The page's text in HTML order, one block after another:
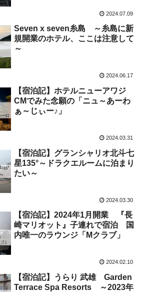
2024.07.09
Seven x seven糸島 ～糸島に新
規開業のホテル、ここは注意して
～
2024.06.17
【宿泊記】ホテルニューアワジ
CMでみた念願の「ニュ～あーわ
ぁ～じぃー♪」
2024.03.31
【宿泊記】グランシャリオ北斗七
星135°～ドラクエルームに泊まり
たい～
2024.03.30
【宿泊記】2024年1月開業 『長
崎マリオット』子連れで宿泊 国
内唯一のラウンジ「Mクラブ」
2024.02.10
【宿泊記】うらり 武雄 Garden
Terrace Spa Resorts ～2023年